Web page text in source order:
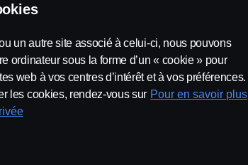
un autre site associé à celui-ci, nous pouvons
ordinateur sous la forme d’un « cookie » pour
web à vos centres d’intérêt et à vos préférences.
les cookies, rendez-vous sur Pour en savoir plus